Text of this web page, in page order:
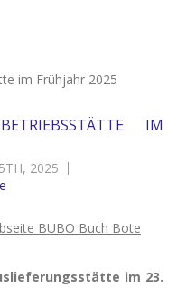
IM F
2025
BUBO Buch Bote
im 23.